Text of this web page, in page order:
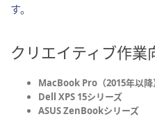
す。
クリエイティブ作業
MacBook Pro（2015年以降
Dell XPS 15シリーズ
ASUS ZenBookシリーズ